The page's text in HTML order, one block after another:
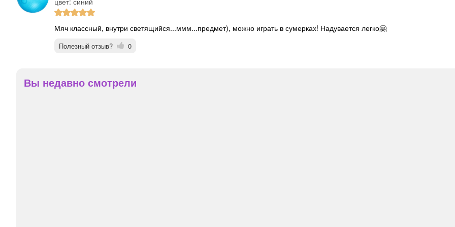
Мяч классный, внутри светящийся...ммм...предмет), можно играть в сумерках! Надувается легко🤗
Полезный отзыв? 0
Вы недавно смотрели